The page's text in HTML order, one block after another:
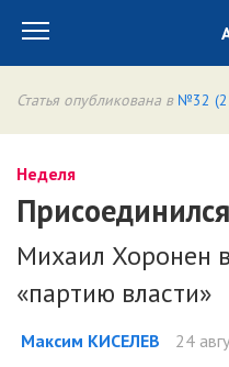
Статья опубликована в №32
Неделя
Присоединился
Михаил Хоронен
«партию власти»
Максим КИСЕЛЕВ 24